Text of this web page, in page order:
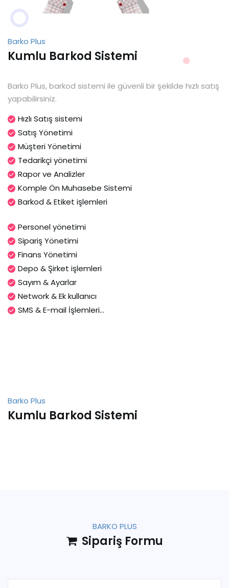
Barko Plus
Kumlu Barkod Sistemi
Barko Plus, barkod sistemi ile güvenli bir şekilde hızlı satış
yapabilirsiniz.
Hızlı Satış sistemi
Satış Yönetimi
Müşteri Yönetimi
Tedarikçi yönetimi
Rapor ve Analizler
Komple Ön Muhasebe Sistemi
Barkod & Etiket işlemleri
Personel yönetimi
Sipariş Yönetimi
Finans Yönetimi
Depo & Şirket işlemleri
Sayım & Ayarlar
Network & Ek kullanıcı
SMS & E-mail İşlemleri...
Barko Plus
Kumlu Barkod Sistemi
BARKO PLUS
Sipariş Formu